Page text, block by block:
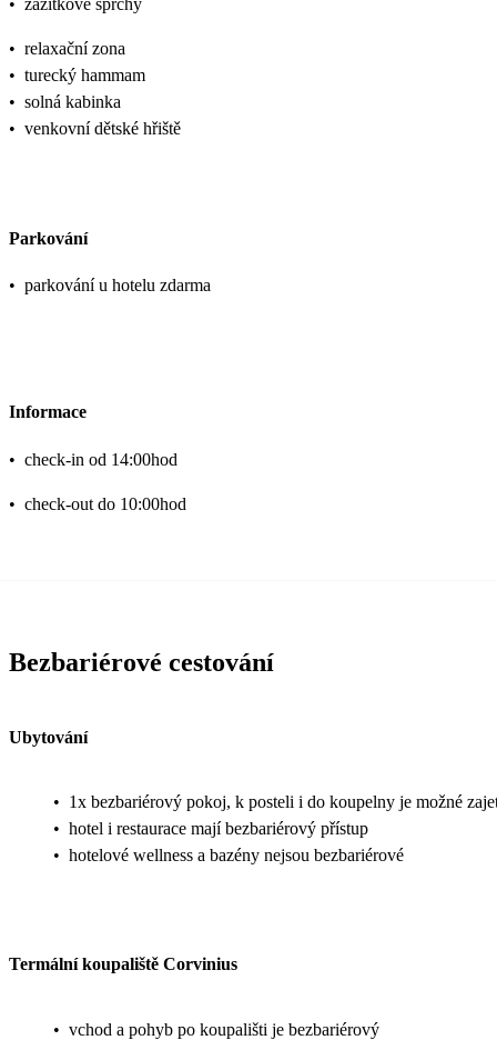
• zážitkové sprchy
• relaxační zona
• turecký hammam
• solná kabinka
• venkovní dětské hřiště
Parkování
• parkování u hotelu zdarma
Informace
• check-in od 14:00hod
• check-out do 10:00hod
Bezbariérové cestování
Ubytování
• 1x bezbariérový pokoj, k posteli i do koupelny je možné
• hotel i restaurace mají bezbariérový přístup
• hotelové wellness a bazény nejsou bezbariérové
Termální koupaliště Corvinius
• vchod a pohyb po koupališti je bezbariérový